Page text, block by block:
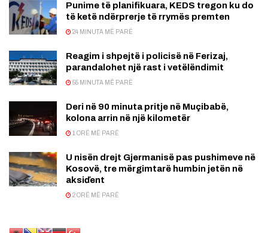
Punime të planifikuara, KEDS tregon ku do
të ketë ndërprerje të rrymës premten
24 MINUTA MË PARË
Reagim i shpejtë i policisë në Ferizaj,
parandalohet një rast i vetëlëndimit
55 MINUTA MË PARË
Deri në 90 minuta pritje në Muçibabë,
kolona arrin në një kilometër
1 ORË MË PARË
U nisën drejt Gjermanisë pas pushimeve në
Kosovë, tre mërgimtarë humbin jetën në
aksiďent
2 ORË MË PARË